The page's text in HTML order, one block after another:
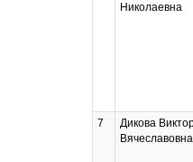
Николаевна
7
Дикова
Вячеславовна